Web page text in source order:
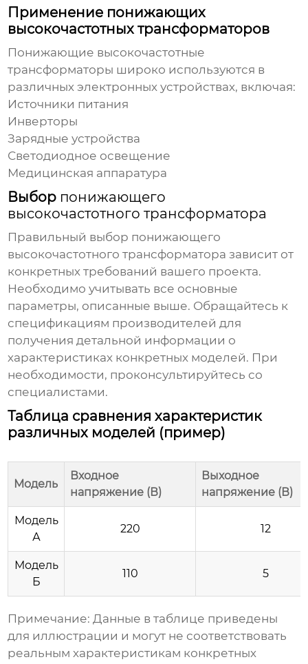
Применение понижающих
высокочастотных трансформаторов
Понижающие высокочастотные
трансформаторы широко используются в
различных электронных устройствах, включая:
Источники питания
Инверторы
Зарядные устройства
Светодиодное освещение
Медицинская аппаратура
Выбор понижающего
высокочастотного трансформатора
Правильный выбор понижающего
высокочастотного трансформатора зависит от
конкретных требований вашего проекта.
Необходимо учитывать все основные
параметры, описанные выше. Обращайтесь к
спецификациям производителей для
получения детальной информации о
характеристиках конкретных моделей. При
необходимости, проконсультируйтесь со
специалистами.
Таблица сравнения характеристик
различных моделей (пример)
Модель
Входное
напряжение (В)
Выходное
напряжение (В)
Модель
А
220 12
Модель
Б
110 5
Примечание: Данные в таблице приведены
для иллюстрации и могут не соответствовать
реальным характеристикам конкретных